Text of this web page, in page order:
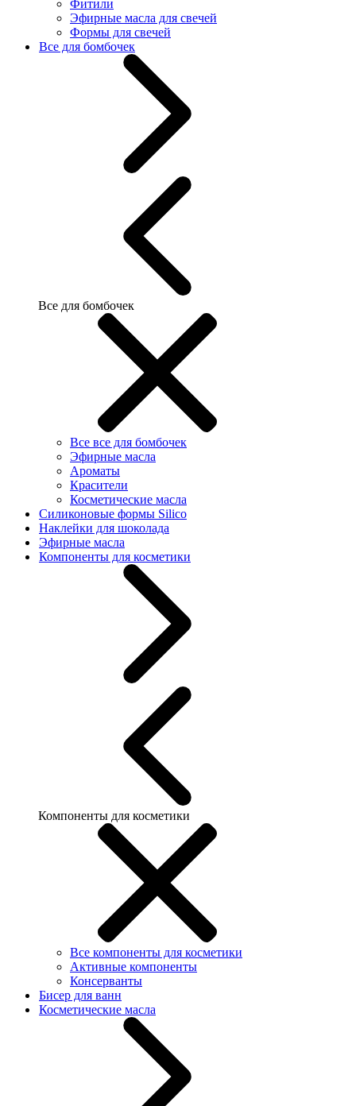
Фитили
Эфирные масла для свечей
Формы для свечей
Все для бомбочек
Все для бомбочек
Все все для бомбочек
Эфирные масла
Ароматы
Красители
Косметические масла
Силиконовые формы Silico
Наклейки для шоколада
Эфирные масла
Компоненты для косметики
Компоненты для косметики
Все компоненты для косметики
Активные компоненты
Консерванты
Бисер для ванн
Косметические масла